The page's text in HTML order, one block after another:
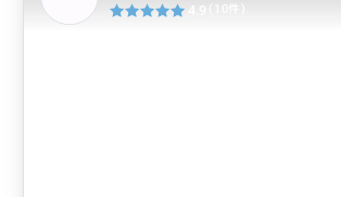
4.9 (10件)